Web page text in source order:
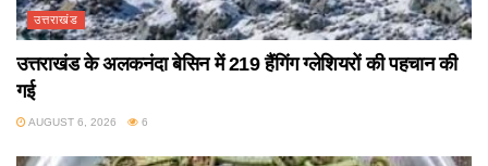
उत्तराखंड
उत्तराखंड के अलकनंदा बेसिन में 219 हैंगिंग ग्लेशियरों की पहचान की
गई
AUGUST 6, 2026 6